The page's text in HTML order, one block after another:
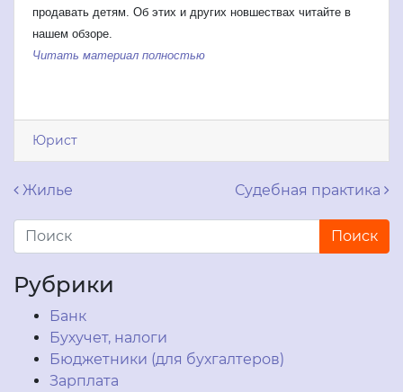
продавать детям. Об этих и других новшествах читайте в
нашем обзоре.
Читать материал полностью
Юрист
Навигация по записям
Жилье Судебная практика
Рубрики
Банк
Бухучет, налоги
Бюджетники (для бухгалтеров)
Зарплата